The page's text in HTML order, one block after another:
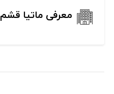
معرفی ماتیا قشم